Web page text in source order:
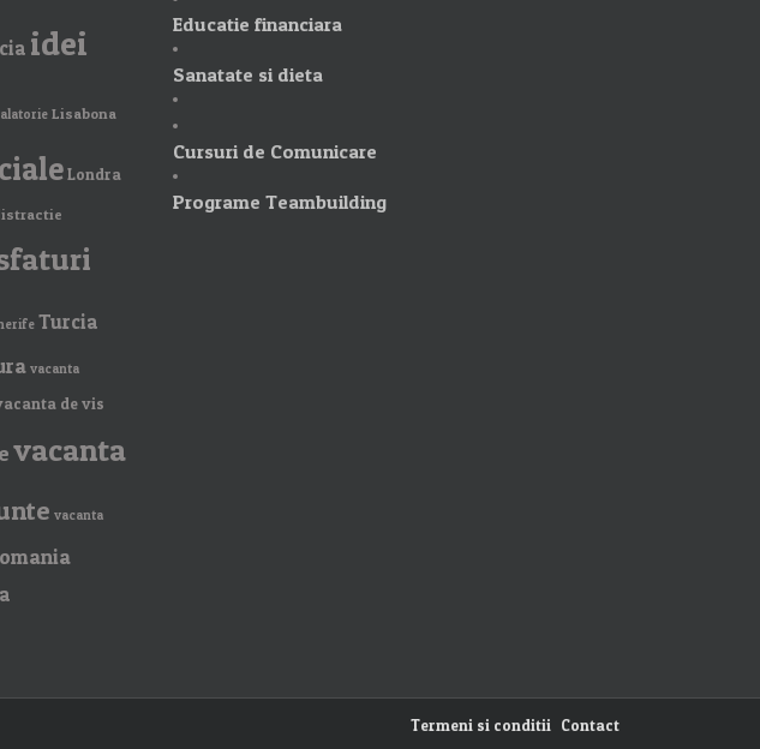
idei
Lisabona
Londra
Turcia
vacanta
de vis
vacanta
vacanta
Educatie financiara
Sanatate si dieta
Cursuri de Comunicare
Programe Teambuilding
Termeni si conditii Contact